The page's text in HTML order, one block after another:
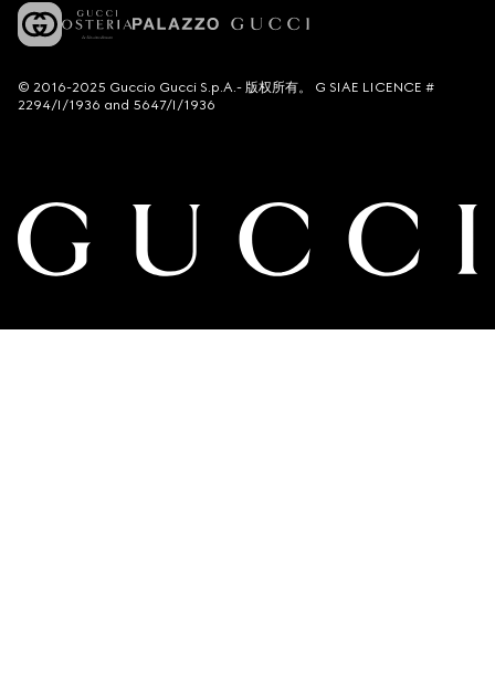
© 2016-2025 Guccio Gucci S.p.A.- 版权所有。 G SIAE LICENCE #
2294/I/1936 and 5647/I/1936